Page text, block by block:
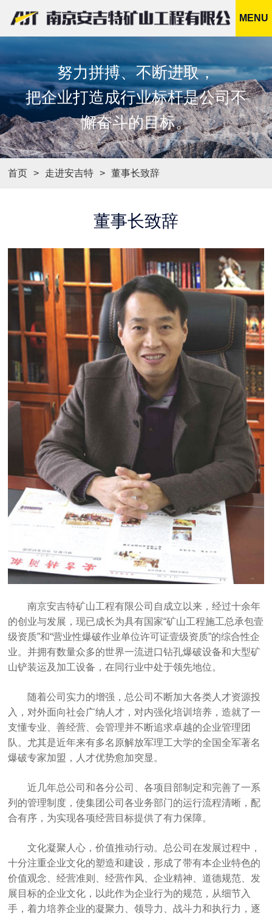
MENU
努力拼搏、不断进取，
把企业打造成行业标杆是公司不
懈奋斗的目标。
首页 走进安吉特 董事长致辞
董事长致辞
南京安吉特矿山工程有限公司自成立以来，经过十余年
的创业与发展，现已成长为具有国家“矿山工程施工总承包壹
级资质”和“营业性爆破作业单位许可证壹级资质”的综合性企
业。并拥有数量众多的世界一流进口钻孔爆破设备和大型矿
山铲装运及加工设备，在同行业中处于领先地位。
随着公司实力的增强，总公司不断加大各类人才资源投
入，对外面向社会广纳人才，对内强化培训培养，造就了一
支懂专业、善经营、会管理并不断追求卓越的企业管理团
队。尤其是近年来有多名原解放军理工大学的全国全军著名
爆破专家加盟，人才优势愈加突显。
近几年总公司和各分公司、各项目部制定和完善了一系
列的管理制度，使集团公司各业务部门的运行流程清晰，配
合有序，为实现各项经营目标提供了有力保障。
文化凝聚人心，价值推动行动。总公司在发展过程中，
十分注重企业文化的塑造和建设，形成了带有本企业特色的
价值观念、经营准则、经营作风、企业精神、道德规范、发
展目标的企业文化，以此作为企业行为的规范，从细节入
手，着力培养企业的凝聚力、领导力、战斗力和执行力，逐